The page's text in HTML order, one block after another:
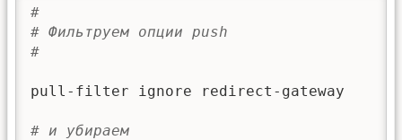
#
# Фильтруем опции push
#
pull-filter ignore redirect-gateway
# и убираем